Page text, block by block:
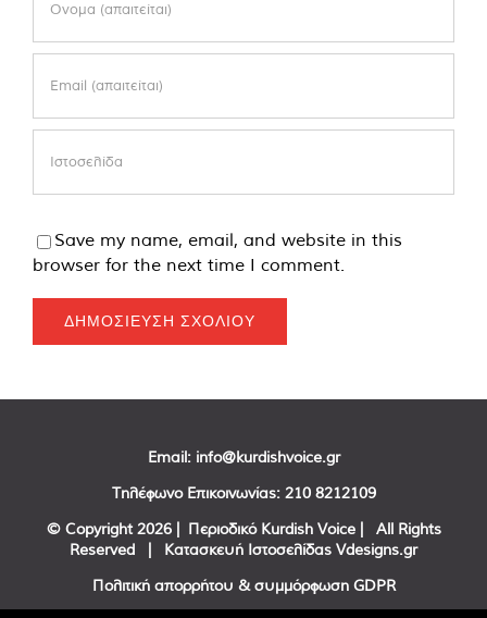
Save my name, email, and website in this
browser for the next time I comment.
Email: info@kurdishvoice.gr
Τηλέφωνο Επικοινωνίας: 210 8212109
© Copyright 2026 | Περιοδικό Kurdish Voice | All Rights
Reserved | Κατασκευή Ιστοσελίδας Vdesigns.gr
Πολιτική απορρήτου & συμμόρφωση GDPR